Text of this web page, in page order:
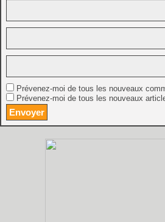
Prévenez-moi de tous les nouveaux
Prévenez-moi de tous les nouveaux